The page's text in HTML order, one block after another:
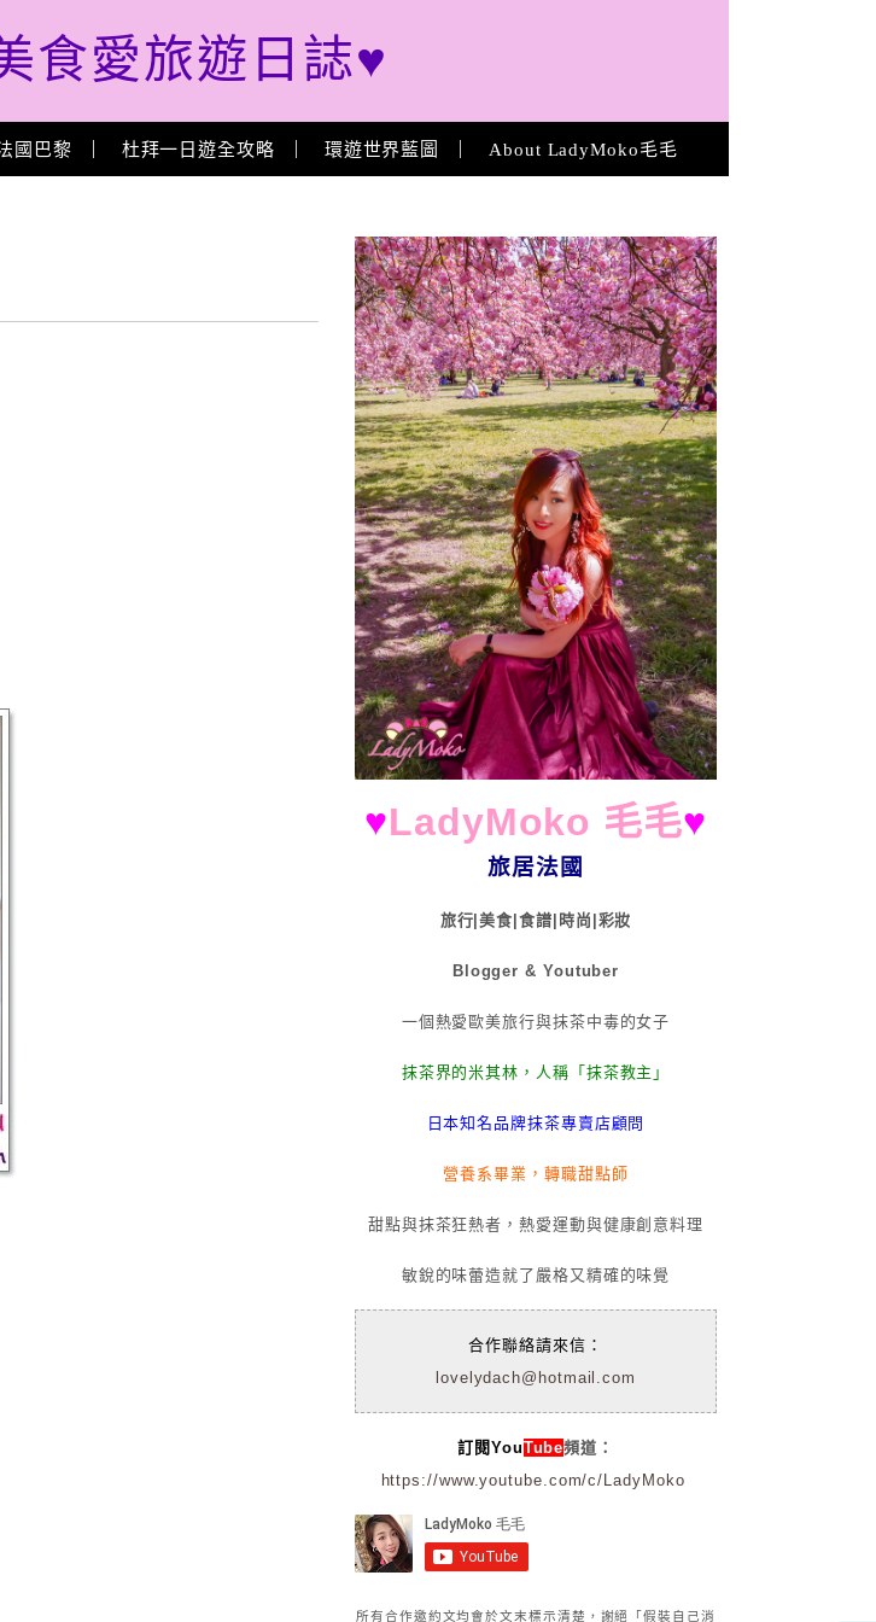
食愛旅遊日誌♥
國巴黎 杜拜一日遊全攻略 環遊世界藍圖 About LadyMoko毛毛
About
♥LadyMoko 毛毛♥
旅居法國
旅行|美食|食譜|時尚|彩妝
Blogger & Youtuber
一個熱愛歐美旅行與抹茶中毒的女子
抹茶界的米其林，人稱「抹茶教主」
日本知名品牌抹茶專賣店顧問
營養系畢業，轉職甜點師
甜點與抹茶狂熱者，熱愛運動與健康創意料理
敏銳的味蕾造就了嚴格又精確的味覺
合作聯絡請來信：
lovelydach@hotmail.com
訂閱YouTube頻道：
https://www.youtube.com/c/LadyMoko
所有合作邀約文均會於文末標示清楚，謝絕「假裝自己消